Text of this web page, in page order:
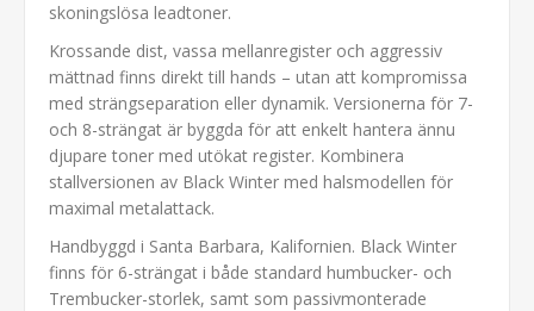
skoningslösa leadtoner.
Krossande dist, vassa mellanregister och aggressiv
mättnad finns direkt till hands – utan att kompromissa
med strängseparation eller dynamik. Versionerna för 7-
och 8-strängat är byggda för att enkelt hantera ännu
djupare toner med utökat register. Kombinera
stallversionen av Black Winter med halsmodellen för
maximal metalattack.
Handbyggd i Santa Barbara, Kalifornien. Black Winter
finns för 6-strängat i både standard humbucker- och
Trembucker-storlek, samt som passivmonterade